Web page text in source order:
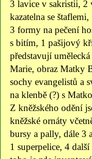
3 lavice v sakristii, 2
kazatelna se
3 formy na pečení
s bitím, 1 pašijový
představují
Marie, obraz Matky
sochy evangelistů a
na klenbě (?) s
Z kněžského odění
kněžské ornáty
bursy a pally, dále 3
1 superpelice, 4